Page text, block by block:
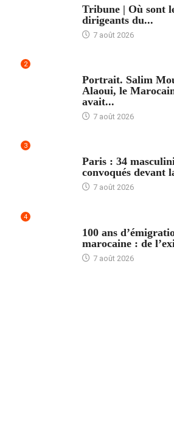
Tribune | Où sont
dirigeants du...
7 août 2026
2
Portrait. Salim
Alaoui, le
avait...
7 août 2026
3
Paris : 34
convoqués devant
7 août 2026
4
100 ans
marocaine : de
7 août 2026